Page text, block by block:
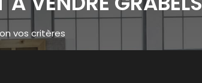
vos critères